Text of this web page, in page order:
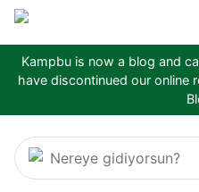
Kampbu is now a blog and
have discontinued our online
Nereye gidiyorsun?